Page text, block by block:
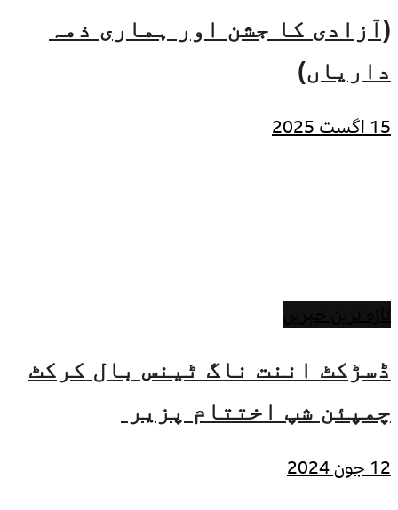
(آزادی کا جشن اور ہماری ذمہ
داریاں)
15 اگست 2025
ڈسڑکٹ اننت ناگ ٹینس بال کرکٹ
چمپئن شپ اختتام پزیر
12 جون 2024